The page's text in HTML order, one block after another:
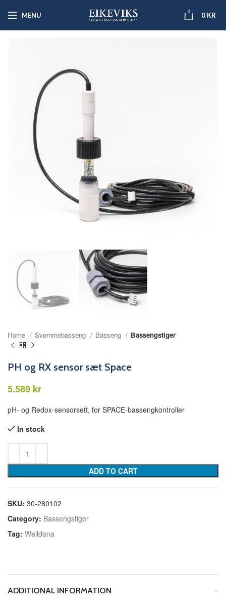
MENU 0 0 KR
Home Svømmebasseng Basseng Bassengstiger
PH og RX sensor sæt Space
kr
pH- og Redox-sensorsett, for SPACE-bassengkontroller
In stock
ADD TO CART
SKU: 30-280102
Category: Bassengstiger
Tag: Welldana
ADDITIONAL INFORMATION